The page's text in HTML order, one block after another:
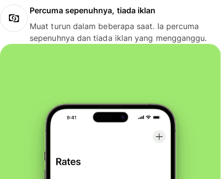
Percuma sepenuhnya, tiada iklan
Muat turun dalam beberapa saat. Ia percuma
sepenuhnya dan tiada iklan yang mengganggu.